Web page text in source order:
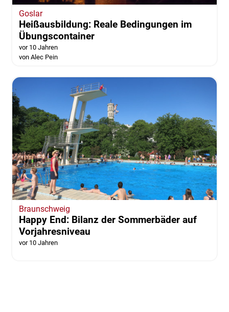
Goslar
Heißausbildung: Reale Bedingungen im
Übungscontainer
vor 10 Jahren
von Alec Pein
Braunschweig
Happy End: Bilanz der Sommerbäder auf
Vorjahresniveau
vor 10 Jahren